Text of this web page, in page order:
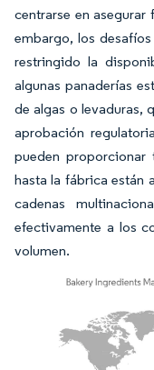
centrarse en asegurar
embargo, los
restringido la
algunas panaderías
de algas o levaduras,
aprobación
pueden proporcionar
hasta la fábrica están
cadenas
efectivamente a los
volumen.